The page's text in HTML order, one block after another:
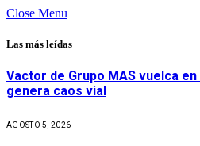
Close Menu
Las más leídas
Vactor de Grupo MAS vuelca
genera caos vial
AGOSTO 5, 2026